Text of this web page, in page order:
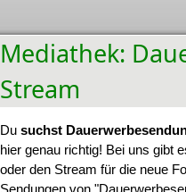
Mediathek:
Stream
Du suchst
hier genau richtig! Bei uns gibt
oder den Stream für die neue
Sendungen von